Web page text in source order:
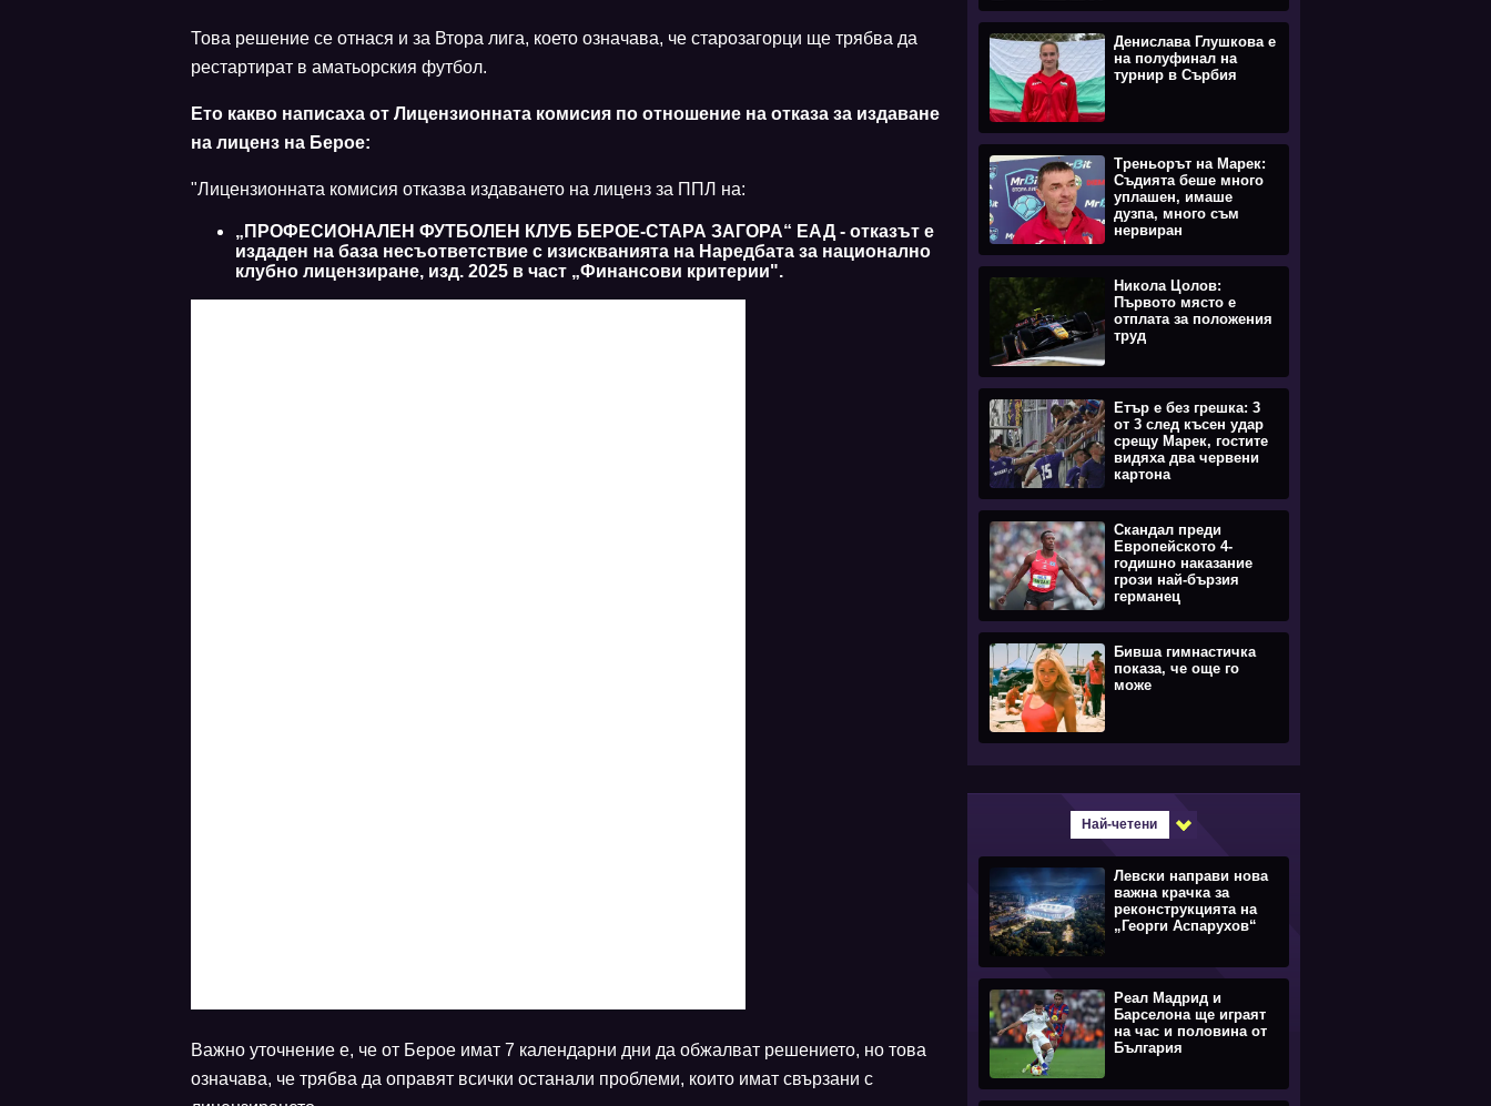
Това решение се отнася и за Втора лига, което означава, че старозагорци ще трябва да
рестартират в аматьорския футбол.
Ето какво написаха от Лицензионната комисия по отношение на отказа за издаване
на лиценз на Берое:
"Лицензионната комисия отказва издаването на лиценз за ППЛ на:
„ПРОФЕСИОНАЛЕН ФУТБОЛЕН КЛУБ БЕРОЕ-СТАРА ЗАГОРА“ ЕАД - отказът е
издаден на база несъответствие с изискванията на Наредбата за национално
клубно лицензиране, изд. 2025 в част „Финансови критерии".
Важно уточнение е, че от Берое имат 7 календарни дни да обжалват решението, но това
означава, че трябва да оправят всички останали проблеми, които имат свързани с
Денислава Глушкова е
на полуфинал на
турнир в Сърбия
Треньорът на Марек:
Съдията беше много
уплашен, имаше
дузпа, много съм
нервиран
Никола Цолов:
Първото място е
отплата за положения
труд
Етър е без грешка: 3
от 3 след късен удар
срещу Марек, гостите
видяха два червени
картона
Скандал преди
Европейското 4-
годишно наказание
грози най-бързия
германец
Бивша гимнастичка
показа, че още го
може
Най-четени
Левски направи нова
важна крачка за
реконструкцията на
„Георги Аспарухов“
Реал Мадрид и
Барселона ще играят
на час и половина от
България